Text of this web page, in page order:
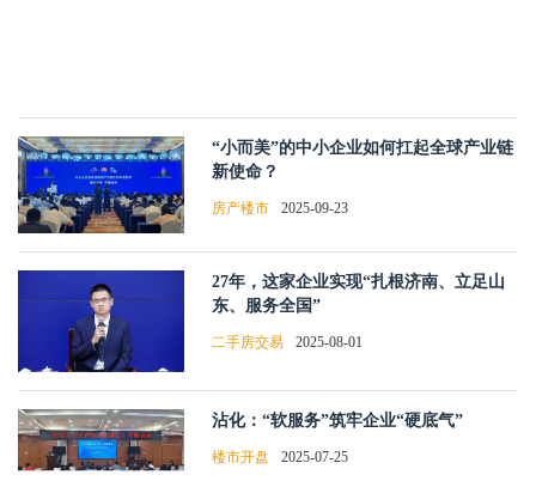
“小而美”的中小企业如何扛起全球产业链
新使命？
房产楼市 2025-09-23
27年，这家企业实现“扎根济南、立足山
东、服务全国”
二手房交易 2025-08-01
沾化：“软服务”筑牢企业“硬底气”
楼市开盘 2025-07-25